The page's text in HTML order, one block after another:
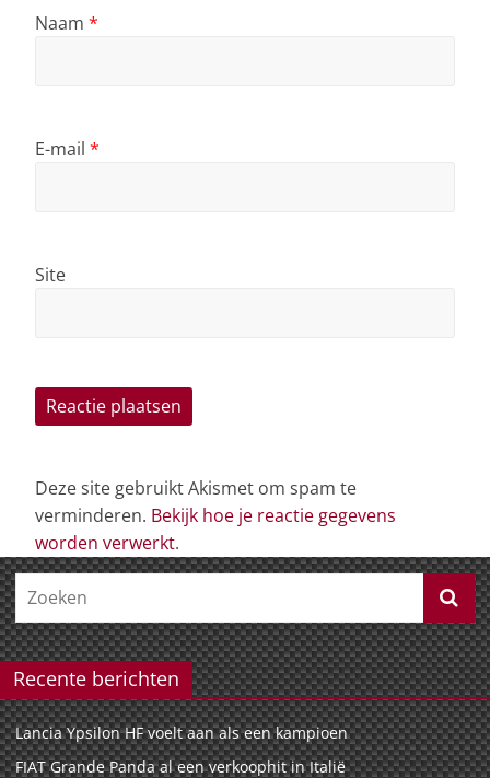
Naam *
E-mail *
Site
Deze site gebruikt Akismet om spam te
verminderen. Bekijk hoe je reactie gegevens
worden verwerkt.
Recente berichten
Lancia Ypsilon HF voelt aan als een kampioen
FIAT Grande Panda al een verkoophit in Italië